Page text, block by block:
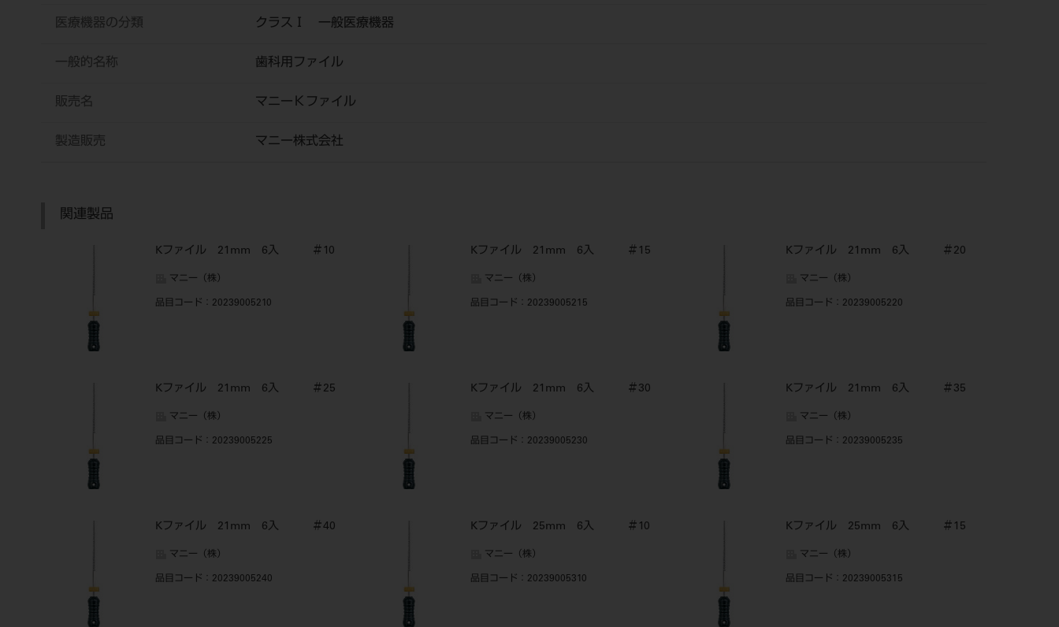
医療機器の分類 クラスⅠ 一般医療機器
一般的名称 歯科用ファイル
販売名 マニーＫファイル
製造販売 マニー株式会社
関連製品
Kファイル 21mm 6入 ＃10
マニー（株）
品目コード ：20239005210
Kファイル 21mm 6入 ＃15
マニー（株）
品目コード ：20239005215
Kファイル 21mm 6入 ＃20
マニー（株）
品目コード ：20239005220
Kファイル 21mm 6入 ＃25
マニー（株）
品目コード ：20239005225
Kファイル 21mm 6入 ＃30
マニー（株）
品目コード ：20239005230
Kファイル 21mm 6入 ＃35
マニー（株）
品目コード ：20239005235
Kファイル 21mm 6入 ＃40
マニー（株）
品目コード ：20239005240
Kファイル 25mm 6入 ＃10
マニー（株）
品目コード ：20239005310
Kファイル 25mm 6入 ＃15
マニー（株）
品目コード ：20239005315